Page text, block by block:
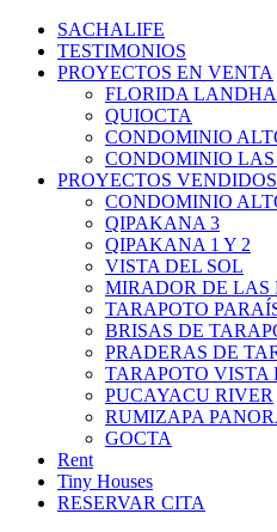
contenido
SACHALIFE
TESTIMONIOS
PROYECTOS EN VENTA
FLORIDA
QUIOCTA
CONDOMINIO
CONDOMINIO
PROYECTOS VENDIDOS
CONDOMINIO
QIPAKANA 3
QIPAKANA 1 Y 2
VISTA DEL SOL
MIRADOR DE LAS
TARAPOTO
BRISAS DE
PRADERAS DE
TARAPOTO VISTA
PUCAYACU RIVER
RUMIZAPA
GOCTA
Rent
Tiny Houses
RESERVAR CITA